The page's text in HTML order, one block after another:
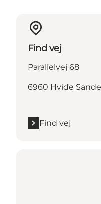
Find vej
Parallelvej 68
6960 Hvide Sande
Find vej